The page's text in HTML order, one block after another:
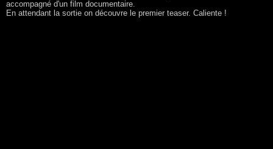
accompagné d'un film documentaire.
En attendant la sortie on découvre le premier teaser. Caliente !